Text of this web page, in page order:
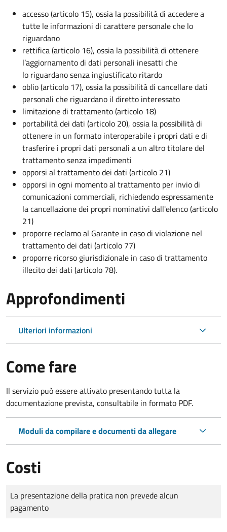
accesso (articolo 15), ossia la possibilità di accedere a
tutte le informazioni di carattere personale che lo
riguardano
rettifica (articolo 16), ossia la possibilità di ottenere
l’aggiornamento di dati personali inesatti che
lo riguardano senza ingiustificato ritardo
oblio (articolo 17), ossia la possibilità di cancellare dati
personali che riguardano il diretto interessato
limitazione di trattamento (articolo 18)
portabilità dei dati (articolo 20), ossia la possibilità di
ottenere in un formato interoperabile i propri dati e di
trasferire i propri dati personali a un altro titolare del
trattamento senza impedimenti
opporsi al trattamento dei dati (articolo 21)
opporsi in ogni momento al trattamento per invio di
comunicazioni commerciali, richiedendo espressamente
la cancellazione dei propri nominativi dall'elenco (articolo
21)
proporre reclamo al Garante in caso di violazione nel
trattamento dei dati (articolo 77)
proporre ricorso giurisdizionale in caso di trattamento
illecito dei dati (articolo 78).
Approfondimenti
Ulteriori informazioni
Come fare
Il servizio può essere attivato presentando tutta la
documentazione prevista, consultabile in formato PDF.
Moduli da compilare e documenti da allegare
Costi
Tipo di pagamento
Importo
La presentazione della pratica non prevede alcun
pagamento